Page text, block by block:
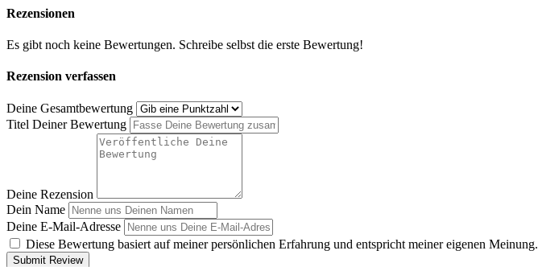
Rezensionen
Es gibt noch keine Bewertungen. Schreibe selbst die erste Bewertung!
Rezension verfassen
Deine Gesamtbewertung
Titel Deiner Bewertung
Deine Rezension
Dein Name
Deine E-Mail-Adresse
Diese Bewertung basiert auf meiner persönlichen Erfahrung und entspricht meiner eigenen Meinung.
Submit Review